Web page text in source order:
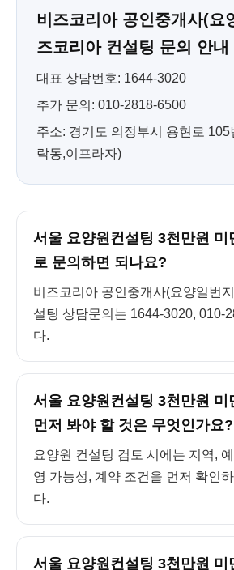
비즈코리아 공인중개사(요
즈코리아 컨설팅 문의 안내
대표 상담번호: 1644-3020
추가 문의: 010-2818-6500
주소: 경기도 의정부시 용현로 105
락동,이프라자)
서울 요양원컨설팅 3천만원 미
로 문의하면 되나요?
비즈코리아 공인중개사(요양일번
설팅 상담문의는 1644-3020, 010-
다.
서울 요양원컨설팅 3천만원 미
먼저 봐야 할 것은 무엇인가요?
요양원 컨설팅 검토 시에는 지역,
영 가능성, 계약 조건을 먼저 확인
다.
서울 요양원컨설팅 3천만원 미